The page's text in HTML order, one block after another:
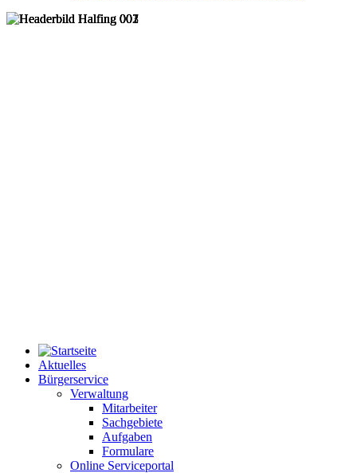
Aktuelles
Bürgerservice
Verwaltung
Mitarbeiter
Sachgebiete
Aufgaben
Formulare
Online Serviceportal